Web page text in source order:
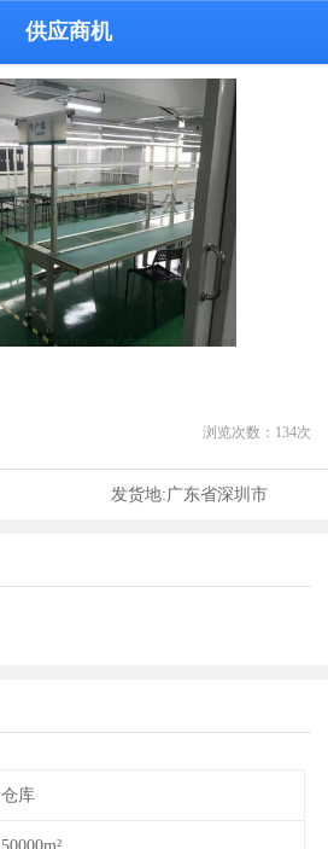
供应商机
浏览次数： 134次
发货地:广东省深圳市
仓库